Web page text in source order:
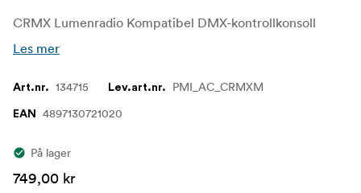
CRMX Lumenradio Kompatibel DMX-kontrollkonsoll
Les mer
Art.nr. 134715 Lev.art.nr. PMI_AC_CRMXM
EAN 4897130721020
På lager
749,00 kr